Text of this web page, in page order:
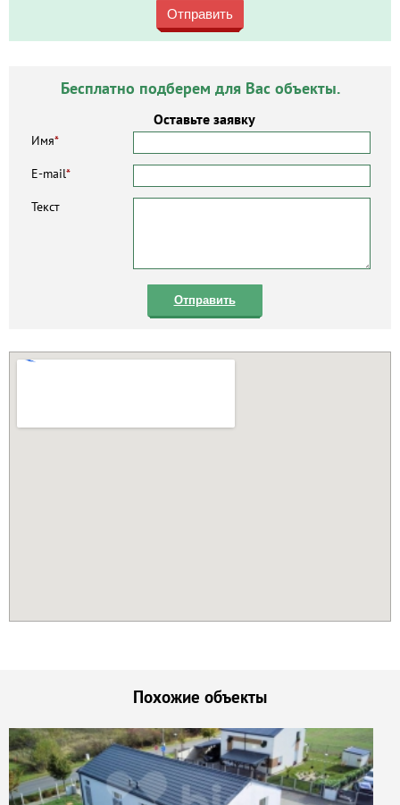
Отправить
Бесплатно подберем для Вас объекты.
Оставьте заявку
Имя*
E-mail*
Текст
Отправить
Похожие объекты